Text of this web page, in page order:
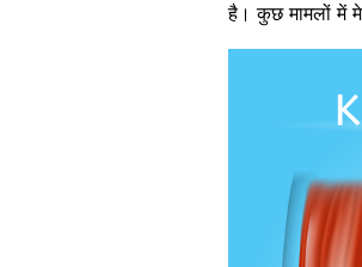
है। कुछ मामलों में